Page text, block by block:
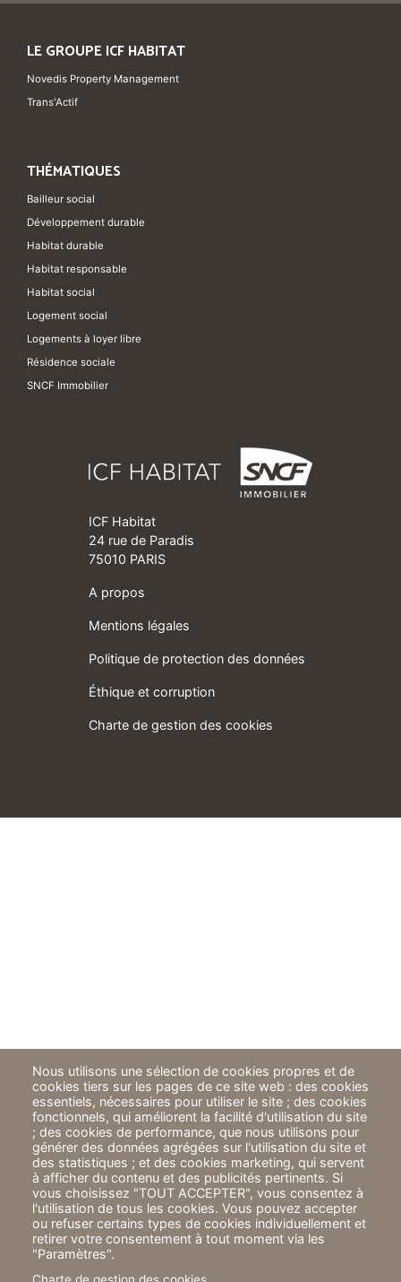
Nous utilisons une sélection de cookies propres et de
cookies tiers sur les pages de ce site web : des cookies
essentiels, nécessaires pour utiliser le site ; des cookies
fonctionnels, qui améliorent la facilité d'utilisation du site
; des cookies de performance, que nous utilisons pour
générer des données agrégées sur l'utilisation du site et
des statistiques ; et des cookies marketing, qui servent
à afficher du contenu et des publicités pertinents. Si
vous choisissez "TOUT ACCEPTER", vous consentez à
l'utilisation de tous les cookies. Vous pouvez accepter
ou refuser certains types de cookies individuellement et
retirer votre consentement à tout moment via les
"Paramètres".
LE GROUPE ICF HABITAT
Novedis Property Management
Trans'Actif
THÉMATIQUES
Bailleur social
Développement durable
Habitat durable
Habitat responsable
Habitat social
Logement social
Logements à loyer libre
Résidence sociale
SNCF Immobilier
ICF Habitat
24 rue de Paradis
75010 PARIS
A propos
Mentions légales
Politique de protection des données
Éthique et corruption
Charte de gestion des cookies